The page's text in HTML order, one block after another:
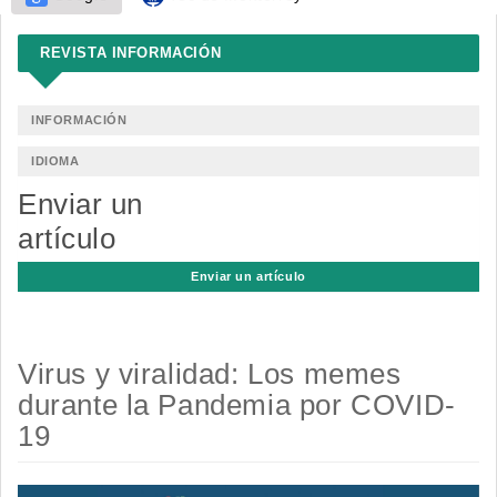
REVISTA INFORMACIÓN
INFORMACIÓN
IDIOMA
Enviar un
artículo
Enviar un artículo
Virus y viralidad: Los memes
durante la Pandemia por COVID-
19